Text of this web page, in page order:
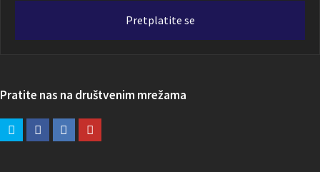
Pretplatite se
Pratite nas na društvenim mrežama